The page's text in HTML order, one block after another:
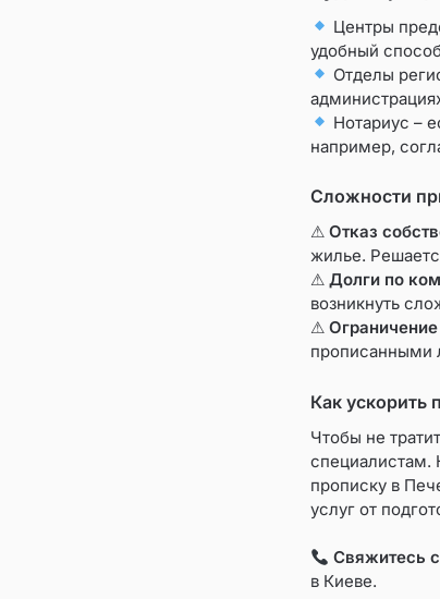
Центры
удобный
Отделы
Нотариус –
например,
Сложности
⚠ Отказ
жилье.
⚠ Долги по
возникнуть
⚠
прописанными
Как ускорить
Чтобы не
специалистам.
прописку в
услуг от
Свяжитесь
в Киеве.